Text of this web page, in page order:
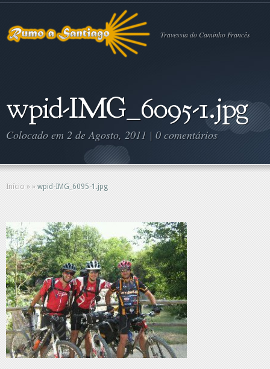
Travessia do Caminho Francês
wpid-IMG_6095-1.jpg
Colocado em 2 de Agosto, 2011 | 0 comentários
Início » » wpid-IMG_6095-1.jpg